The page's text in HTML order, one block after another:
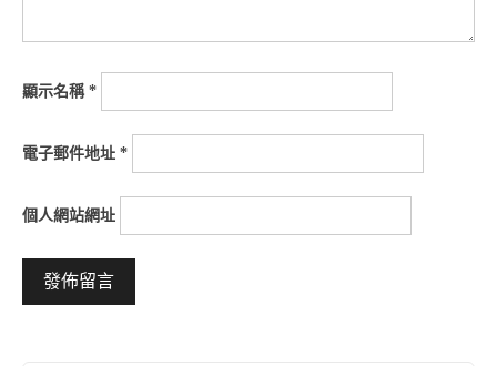
顯示名稱*
電子郵件地址 *
個人網站網址